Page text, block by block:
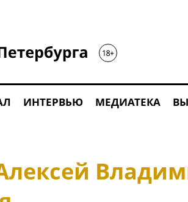
ИНТЕРВЬЮ МЕДИАТЕКА